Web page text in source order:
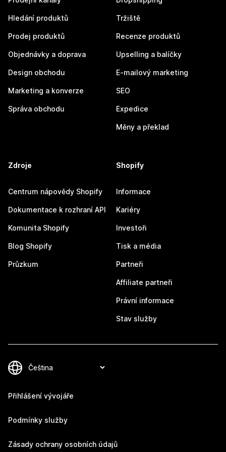
Hledání produktů
Prodej produktů
Objednávky a doprava
Design obchodu
Marketing a konverze
Správa obchodu
Tržiště
Recenze produktů
Upselling a balíčky
E-mailový marketing
SEO
Expedice
Měny a překlad
Zdroje
Centrum nápovědy Shopify
Dokumentace k rozhraní API
Komunita Shopify
Blog Shopify
Průzkum
Shopify
Informace
Kariéry
Investoři
Tisk a média
Partneři
Affiliate partneři
Právní informace
Stav služby
Přihlášení vývojáře
Podmínky služby
Zásady ochrany osobních údajů